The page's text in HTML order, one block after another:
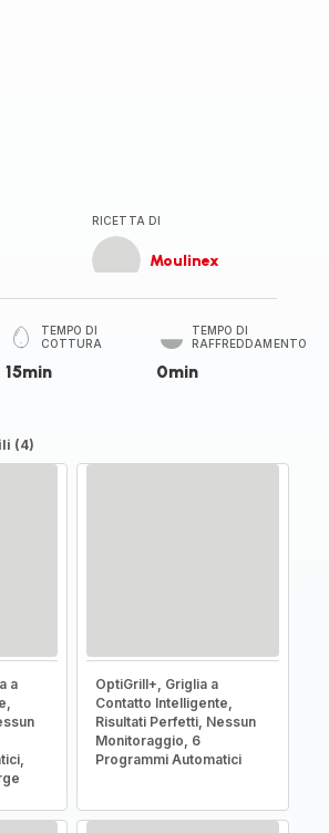
RICETTA DI
Moulinex
TEMPO DI
COTTURA
15min
TEMPO DI
RAFFREDDAMENTO
0min
(4)
a
OptiGrill+, Griglia a
Contatto Intelligente,
Risultati Perfetti, Nessun
Monitoraggio, 6
Programmi Automatici